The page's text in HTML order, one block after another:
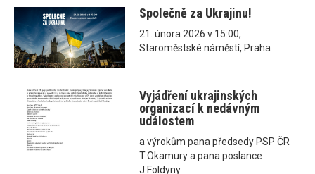
Společně za Ukrajinu!
21. února 2026 v 15:00,
Staroměstské náměstí, Praha
Vyjádření ukrajinských
organizací k nedávným
událostem
a výrokům pana předsedy PSP ČR
T.Okamury a pana poslance
J.Foldyny